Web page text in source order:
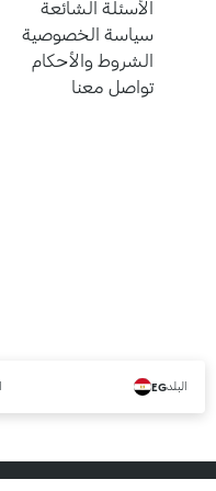
الأسئلة الشائعة
سياسة الخصوصية
الشروط والأحكام
تواصل معنا
البلدEG